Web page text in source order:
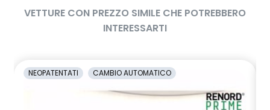
VETTURE CON PREZZO SIMILE CHE POTREBBERO
INTERESSARTI
NEOPATENTATI CAMBIO AUTOMATICO